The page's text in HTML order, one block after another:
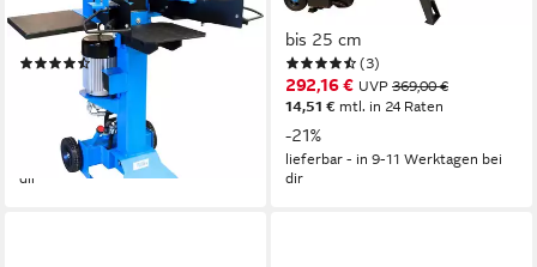
50 cm, Spaltgutdurchmesser
bis 30 cm
(10)
ab 486,75 € UVP
mtl. in 36 Raten
lieferbar - in 9-11 Werktagen bei
dir
37 cm, Spaltgutdurchmesser
bis 25 cm
(3)
292,16 € UVP 369,00 €
14,51 € mtl. in 24 Raten
-21%
lieferbar - in 9-11 Werktagen bei
dir